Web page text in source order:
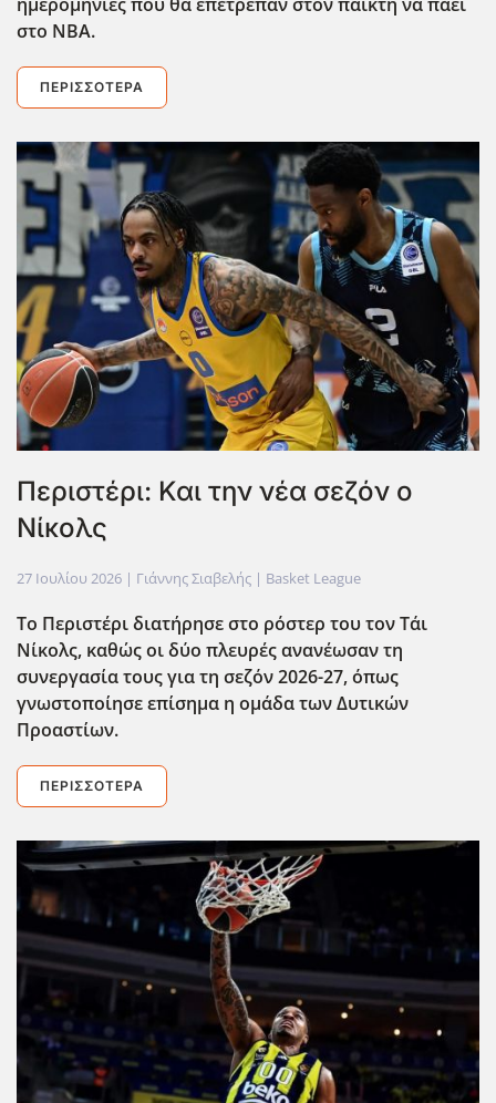
στο ΝΒΑ.
ΠΕΡΙΣΣΌΤΕΡΑ
Περιστέρι: Και την νέα σεζόν ο
Νίκολς
27 Ιουλίου 2026 | Γιάννης Σιαβελής | Basket League
Το Περιστέρι διατήρησε στο ρόστερ του τον Τάι
Νίκολς, καθώς οι δύο πλευρές ανανέωσαν τη
συνεργασία τους για τη σεζόν 2026-27, όπως
γνωστοποίησε επίσημα η ομάδα των Δυτικών
Προαστίων.
ΠΕΡΙΣΣΌΤΕΡΑ